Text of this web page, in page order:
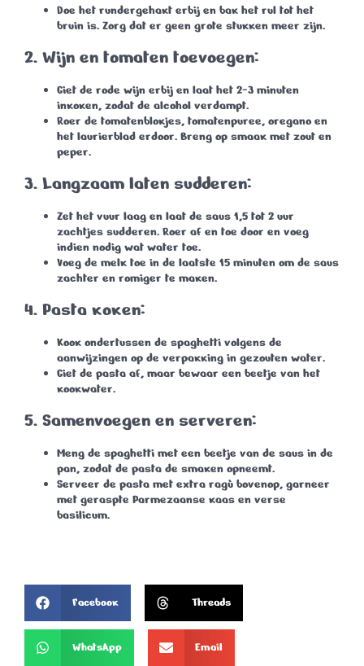
Doe het rundergehakt erbij en bak het rul tot het
bruin is. Zorg dat er geen grote stukken meer zijn.
2. Wijn en tomaten toevoegen:
Giet de rode wijn erbij en laat het 2-3 minuten
inkoken, zodat de alcohol verdampt.
Roer de tomatenblokjes, tomatenpuree, oregano en
het laurierblad erdoor. Breng op smaak met zout en
peper.
3. Langzaam laten sudderen:
Zet het vuur laag en laat de saus 1,5 tot 2 uur
zachtjes sudderen. Roer af en toe door en voeg
indien nodig wat water toe.
Voeg de melk toe in de laatste 15 minuten om de saus
zachter en romiger te maken.
4. Pasta koken:
Kook ondertussen de spaghetti volgens de
aanwijzingen op de verpakking in gezouten water.
Giet de pasta af, maar bewaar een beetje van het
kookwater.
5. Samenvoegen en serveren:
Meng de spaghetti met een beetje van de saus in de
pan, zodat de pasta de smaken opneemt.
Serveer de pasta met extra ragù bovenop, garneer
met geraspte Parmezaanse kaas en verse
basilicum.
Facebook Threads
WhatsApp Email